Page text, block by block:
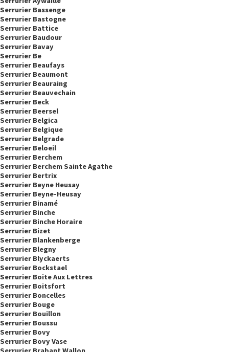
Serrurier Bassenge
Serrurier Bastogne
Serrurier Battice
Serrurier Baudour
Serrurier Bavay
Serrurier Be
Serrurier Beaufays
Serrurier Beaumont
Serrurier Beauraing
Serrurier Beauvechain
Serrurier Beck
Serrurier Beersel
Serrurier Belgica
Serrurier Belgique
Serrurier Belgrade
Serrurier Beloeil
Serrurier Berchem
Serrurier Berchem Sainte Agathe
Serrurier Bertrix
Serrurier Beyne Heusay
Serrurier Beyne-Heusay
Serrurier Binamé
Serrurier Binche
Serrurier Binche Horaire
Serrurier Bizet
Serrurier Blankenberge
Serrurier Blegny
Serrurier Blyckaerts
Serrurier Bockstael
Serrurier Boite Aux Lettres
Serrurier Boitsfort
Serrurier Boncelles
Serrurier Bouge
Serrurier Bouillon
Serrurier Boussu
Serrurier Bovy
Serrurier Bovy Vase